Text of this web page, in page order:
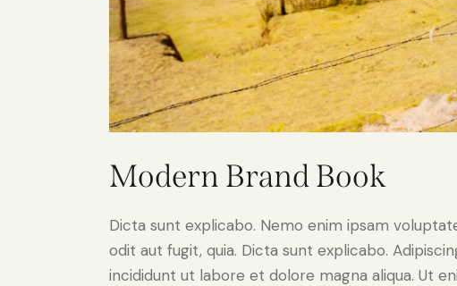
Modern Brand Book
Dicta sunt explicabo. Nemo enim ipsam
odit aut fugit, quia. Dicta sunt explicabo.
incididunt ut labore et dolore magna aliqua. Ut